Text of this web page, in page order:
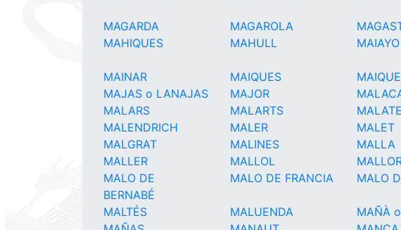
MAGARDA
MAGAROLA
MAHIQUES
MAHULL MAIAYO
MAINAR MAIQUES
MAJAS o LANAJAS
MAJOR
MALARS
MALARTS
MALENDRICH
MALER MALET
MALGRAT
MALINES MALLA
MALLER
MALLOL
MALO DE
BERNABÉ
MALO DE FRANCIA MALO
MALTÉS MALUENDA MAÑÀ